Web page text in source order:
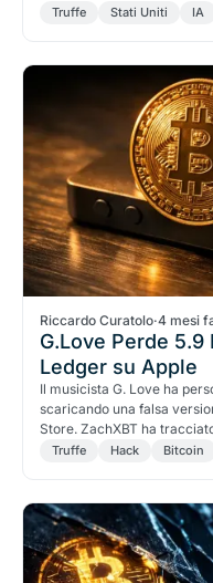
Truffe Stati Uniti IA
Riccardo Curatolo·4 mesi
G.Love Perde 5.9
Ledger su Apple
Il musicista G. Love ha
scaricando una falsa
Store. ZachXBT ha
Truffe Hack Bitcoin